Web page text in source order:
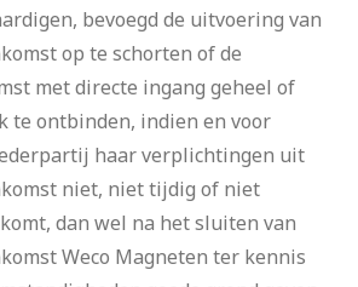
bevoegd de uitvoering van
op te schorten of de
met directe ingang geheel of
te ontbinden, indien en voor
haar verplichtingen uit
niet, niet tijdig of niet
dan wel na het sluiten van
Weco Magneten ter kennis